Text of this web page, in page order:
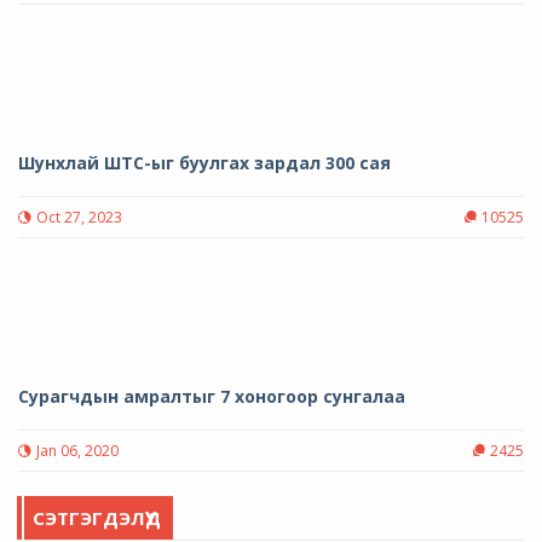
Шунхлай ШТС-ыг буулгах зардал 300 сая
Oct 27, 2023 10525
Сурагчдын амралтыг 7 хоногоор сунгалаа
Jan 06, 2020 2425
СЭТГЭГДЭЛҮҮД